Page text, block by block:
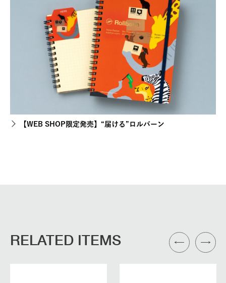
【WEB SHOP限定発売】“届ける”ロルバーン
RELATED ITEMS